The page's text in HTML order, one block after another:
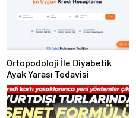
Ortopodoloji İle Diyabetik
Ayak Yarası Tedavisi